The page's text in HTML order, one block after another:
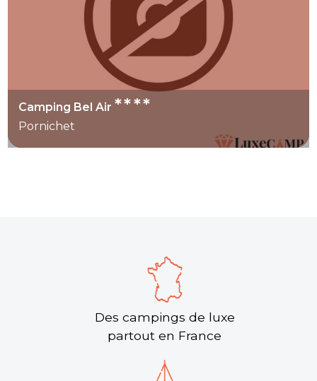
Camping Bel Air****
Pornichet
Des campings de luxe
partout en France